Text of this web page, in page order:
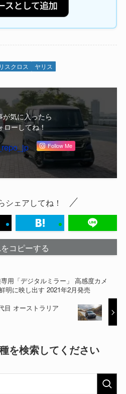
スクロス ヤリス
が気に入ったら
ローしてね！
Follow Me
シェアしてね！
コピーする
用「デジタルミラー」 高感度カメ
明に映し出す 2021年2月発売
目 オーストラリア
を検索してください